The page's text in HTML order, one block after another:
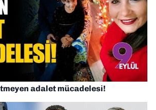
adalet mücadelesi!